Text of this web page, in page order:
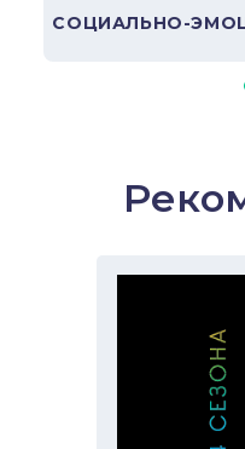
СОЦИАЛЬНО-